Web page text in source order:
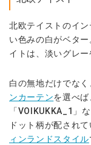
北欧テイストのイ
い色みの白がベタ
イトは、淡いグレ
白の無地だけでな
ンカーテンを選べば
「VOIKUKKA_1」
ドット柄が配され
ィンランドスタイル